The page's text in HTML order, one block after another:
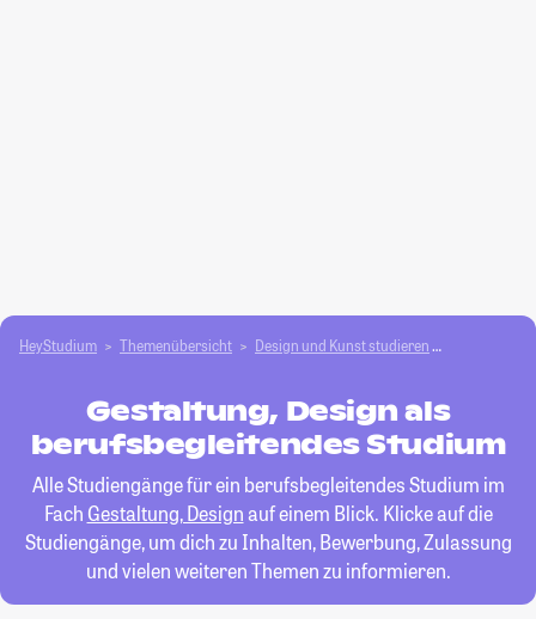
HeyStudium Themenübersicht Design und Kunst studieren
Gestaltung, Design als
berufsbegleitendes Studium
Alle Studiengänge für ein berufsbegleitendes Studium im
Fach Gestaltung, Designauf einem Blick. Klicke auf die
Studiengänge, um dich zu Inhalten, Bewerbung, Zulassung
und vielen weiteren Themen zu informieren.